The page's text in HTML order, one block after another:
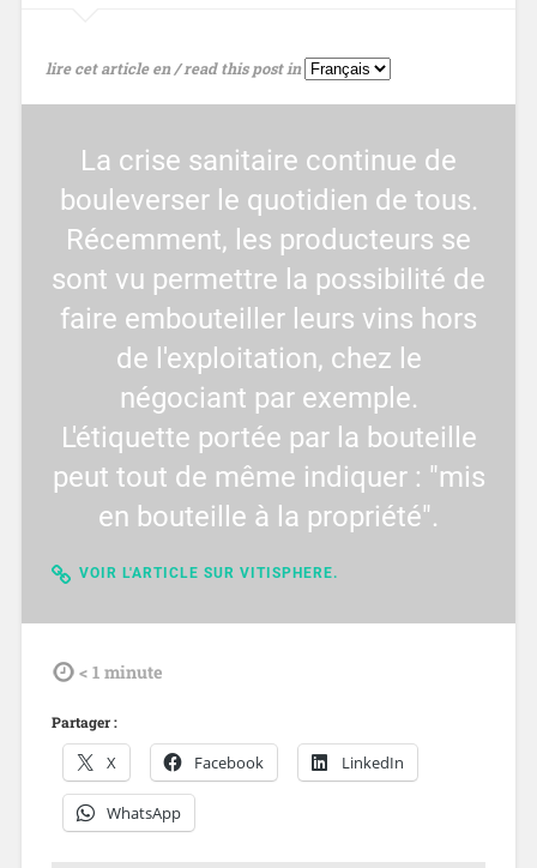
lire cet article en / read this post in
La crise sanitaire continue de
bouleverser le quotidien de tous.
Récemment, les producteurs se
sont vu permettre la possibilité de
faire embouteiller leurs vins hors
de l'exploitation, chez le
négociant par exemple.
L'étiquette portée par la bouteille
peut tout de même indiquer : "mis
en bouteille à la propriété".
VOIR L'ARTICLE SUR VITISPHERE.
tdl < 1 minute
Partager :
X Facebook LinkedIn
WhatsApp